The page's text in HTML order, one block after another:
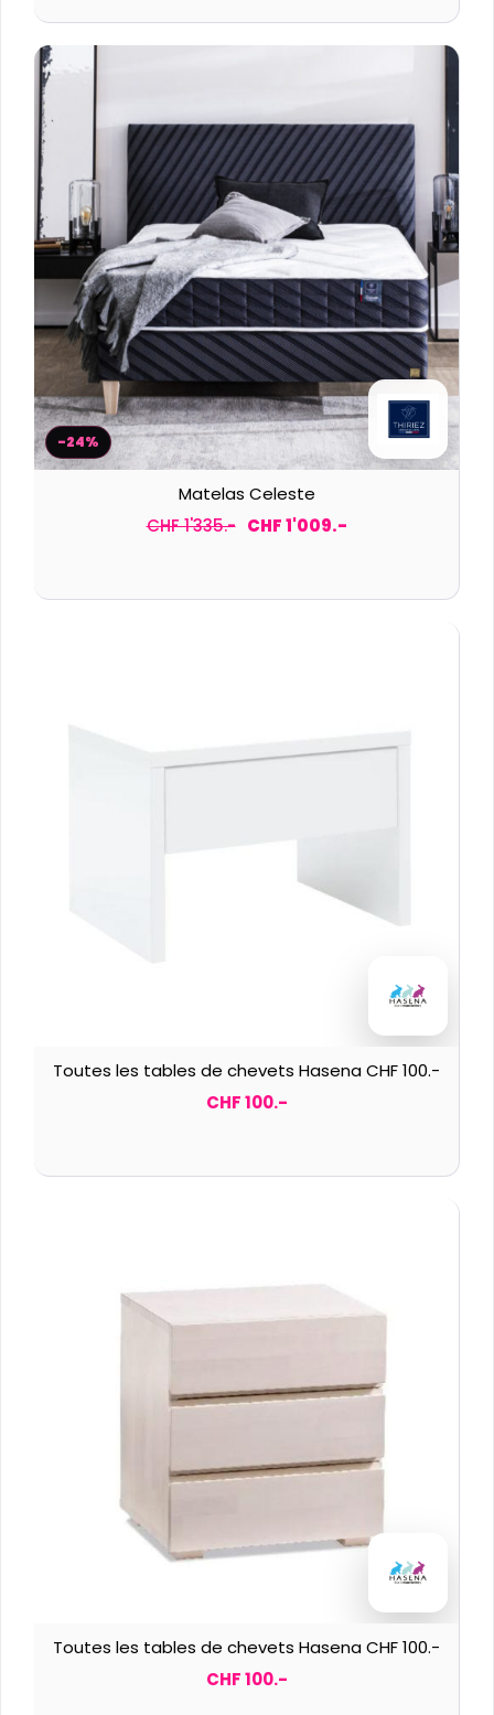
-24%
Matelas Celeste
CHF 1'335.- CHF 1'009.-
Toutes les tables de chevets Hasena CHF 100.-
CHF 100.-
Toutes les tables de chevets Hasena CHF 100.-
CHF 100.-